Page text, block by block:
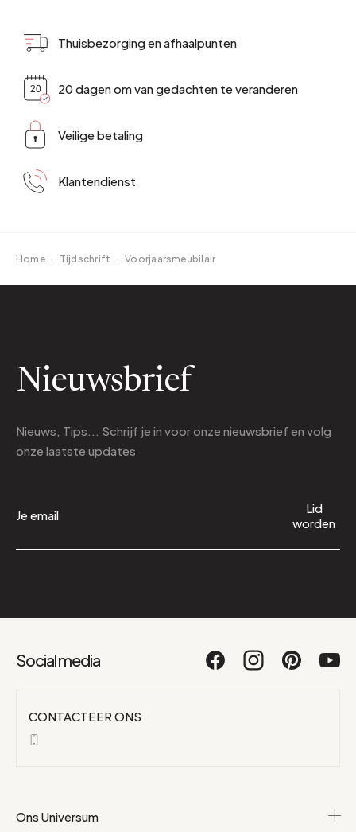
Thuisbezorging en afhaalpunten
20 dagen om van gedachten te veranderen
Veilige betaling
Klantendienst
Home · Tijdschrift · Voorjaarsmeubilair
Nieuwsbrief
Nieuws, Tips... Schrijf je in voor onze nieuwsbrief en volg
onze laatste updates
Lid
worden
Social media
CONTACTEER ONS
Ons Universum